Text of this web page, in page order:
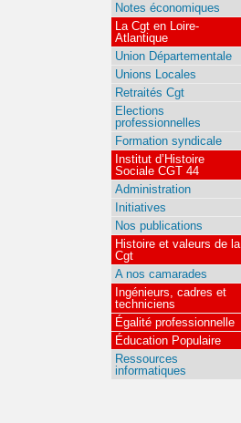
Notes économiques
La Cgt en Loire-
Atlantique
Union Départementale
Unions Locales
Retraités Cgt
Elections
professionnelles
Formation syndicale
Institut d’Histoire
Sociale CGT 44
Administration
Initiatives
Nos publications
Histoire et valeurs de la
Cgt
A nos camarades
Ingénieurs, cadres et
techniciens
Égalité professionnelle
Éducation Populaire
Ressources
informatiques